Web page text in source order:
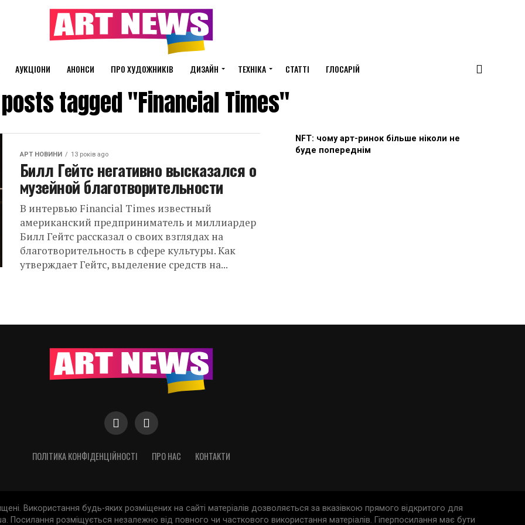
АУКЦІОНИ АНОНСИ ПРО ХУДОЖНИКІВ ДИЗАЙН ТЕХНІКА СТАТТІ ГЛОСАРІЙ
tagged "Financial Times"
АРТ НОВИНИ 13 років ago
Билл Гейтс негативно высказался о
музейной благотворительности
В интервью Financial Times известный
американский предприниматель и миллиардер
Билл Гейтс рассказал о своих взглядах на
благотворительность в сфере культуры. Как
утверждает Гейтс, выделение средств на...
NFT: чому арт-ринок більше ніколи не
буде попереднім
ПОЛІТИКА КОНФІДЕНЦІЙНОСТІ ПРО НАС КОНТАКТИ
Використання будь-яких розміщених на сайті матеріалів дозволяється за вказівкою прямого відкритого для
Посилання розміщується незалежно від повного чи часткового використання матеріалів. Гіперпосилання має бути